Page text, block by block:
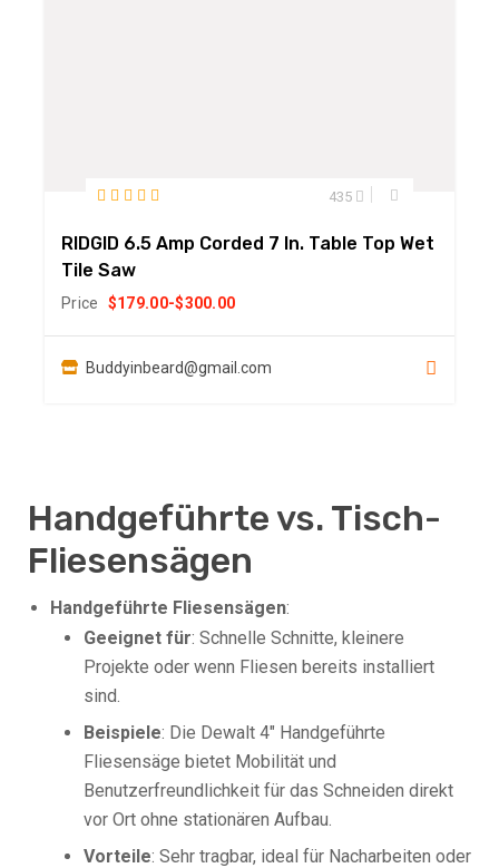
435
RIDGID 6.5 Amp Corded 7 In. Table Top Wet
Tile Saw
Price $179.00-$300.00
Buddyinbeard@gmail.com
Handgeführte vs. Tisch-
Fliesensägen
Handgeführte Fliesensägen:
Geeignet für: Schnelle Schnitte, kleinere
Projekte oder wenn Fliesen bereits installiert
sind.
Beispiele: Die Dewalt 4″ Handgeführte
Fliesensäge bietet Mobilität und
Benutzerfreundlichkeit für das Schneiden direkt
vor Ort ohne stationären Aufbau.
Vorteile: Sehr tragbar, ideal für Nacharbeiten oder